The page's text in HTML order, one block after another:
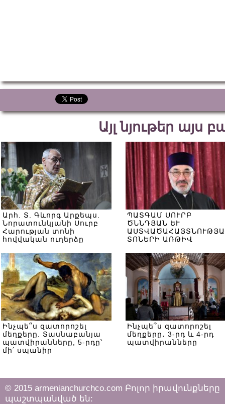
Այլ նյութեր այս
Արհ. Տ. Գևորգ Արքեպս.
Նորատունկյանի Սուրբ
Հարության տոնի
հովվական ուղերձը
ՊԱՏԳԱՄ ՍՈՒՐԲ
ԾՆՆԴՅԱՆ ԵՒ
ՏՈՆԵՐԻ ԱՌԹԻՎ
Ինչպե՞ս զատորոշել
մեղքերը. Տասնաբանյա
պատվիրանները, 5-րդը՝
մի՛ սպանիր
Ինչպե՞ս զատորոշել
մեղքերը․ 3-րդ և 4-րդ
պատվիրանները
© 2015 armenianchurchco.com Բոլոր իրավունքները
պաշտպանված են: